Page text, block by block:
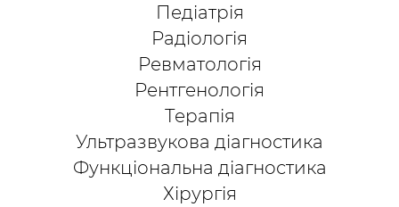
Педіатрія
Радіологія
Ревматологія
Рентгенологія
Терапія
Ультразвукова діагностика
Функціональна діагностика
Хірургія